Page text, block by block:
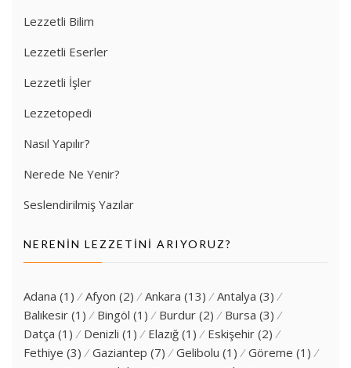
Lezzetli Bilim
Lezzetli Eserler
Lezzetli İşler
Lezzetopedi
Nasıl Yapılır?
Nerede Ne Yenir?
Seslendirilmiş Yazılar
NERENIN LEZZETINI ARIYORUZ?
Adana (1) Afyon (2) Ankara (13) Antalya (3)
Balıkesir (1) Bingöl (1) Burdur (2) Bursa (3)
Datça (1) Denizli (1) Elazığ (1) Eskişehir (2)
Fethiye (3) Gaziantep (7) Gelibolu (1) Göreme (1)